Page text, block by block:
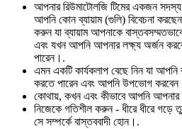
আপনার রিউমাটোলজি টিমের একজন
আপনি কোন ব্যায়াম (গুলি) বিবেচনা
করুন যা ব্যায়াম আপনাকে
এবং যখন আপনি আপনার লক্ষ্য অর্জন
পারেন।.
এমন একটি কার্যকলাপ বেছে নিন যা
করতে পারেন এবং আপনি উপভোগ
কোথায়, কখন এবং কীভাবে আপনি আপনার
নিজেকে গতিশীল করুন - ধীরে ধীরে
সে সম্পর্কে বাস্তববাদী হোন।.